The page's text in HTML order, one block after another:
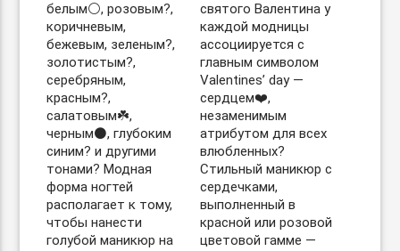
белым⚪️, розовым?,
коричневым,
бежевым, зеленым?,
золотистым?,
серебряным,
красным?,
салатовым☘️,
черным⚫️, глубоким
синим? и другими
тонами? Модная
форма ногтей
располагает к тому,
чтобы нанести
голубой маникюр на
святого Валентина у
каждой модницы
ассоциируется с
главным символом
Valentines’ day —
сердцем❤️,
незаменимым
атрибутом для всех
влюбленных?
Стильный маникюр с
сердечками,
выполненный в
красной или розовой
цветовой гамме —